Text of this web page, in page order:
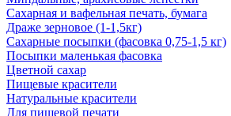
Сахарная и вафельная печать, бумага
Драже зерновое (1-1,5кг)
Сахарные посыпки (фасовка 0,75-1,5 кг)
Посыпки маленькая фасовка
Цветной сахар
Пищевые красители
Натуральные красители
Для пищевой печати